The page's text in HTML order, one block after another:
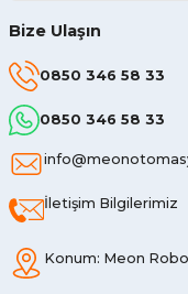
Bize Ulaşın
0850 346 58 33
0850 346 58 33
İletişim Bilgilerimiz
Konum: Meon